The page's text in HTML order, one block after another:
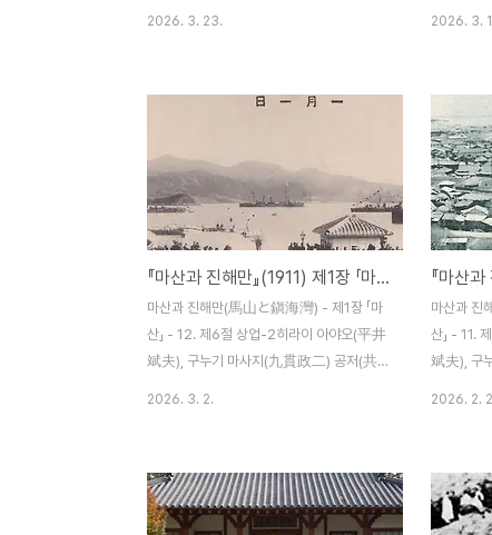
구미(八頭司組)동오사카상선회사 하객(荷
客) 취급소혼마치(本町) 3정목(동)사와야마
(澤山) 출장소고토부키마치(壽町) 3정목(구
마산)스노우치(須之内) 회조점(回漕店)고
토부키마치 2정목(동)이와하시(岩橋) 회조
점동위의 오이케와 스노우치는 기선을 운항
하며 사와야마는 범선을 운항하다. 여기에 오
사카상선을 더한 4개 회사의 올해 상반..
2026. 3. 23.
오직 대리
나 그 금액
라 앞날은
서 그 개황
년도대리
금액동경
마산출장
명보험(주
(弘重節
험(주
2026. 3.
『마산과 진해만』(1911) 제1장 「마산」 - 12. 제6절 상업-2
마산과 진해만(馬山と鎭海灣) - 제1장 「마
산」 - 12. 제6절 상업-2히라이 아야오(平井
斌夫), 구누기 마사지(九貫政二) 공저(共
로서 가장 성한 것은 곡류의 수출업이다. 경
상남북도의 비옥한 땅에서 산출되는 곡류는
2026. 3. 2.
마산과 진
산」 - 11.
斌夫), 구
칠어지는
지로서
2026. 2.